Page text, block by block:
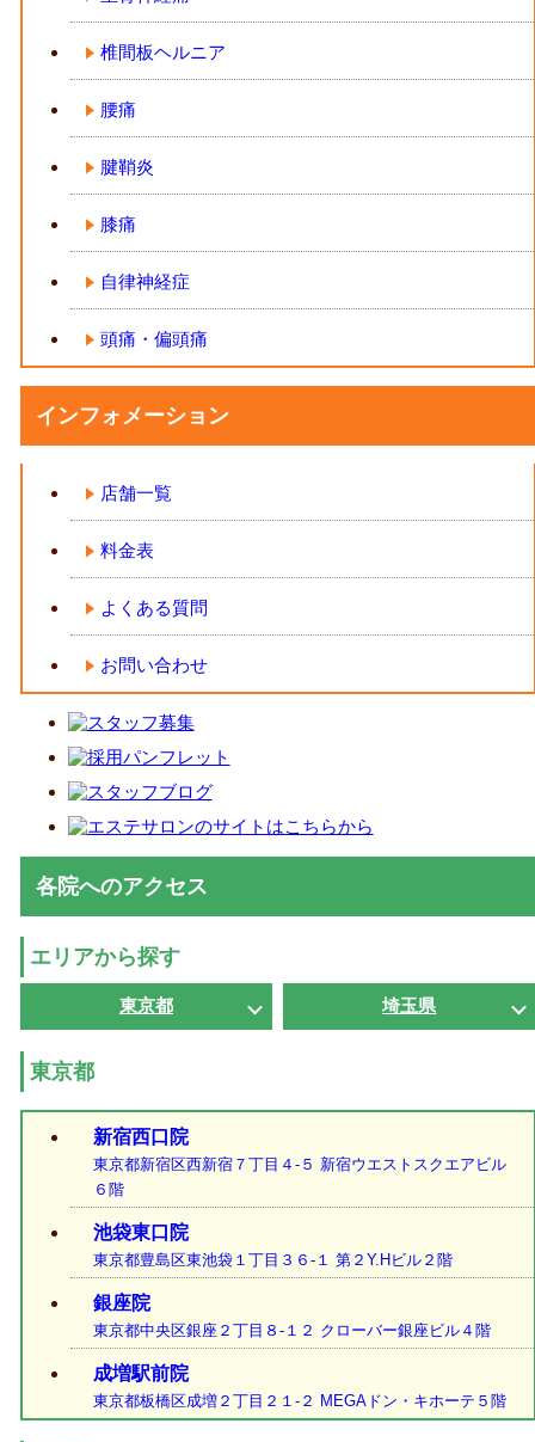
椎間板ヘルニア
腰痛
腱鞘炎
膝痛
自律神経症
頭痛・偏頭痛
インフォメーション
店舗一覧
料金表
よくある質問
お問い合わせ
各院へのアクセス
エリアから探す
東京都 埼玉県
東京都
新宿西口院
東京都新宿区西新宿７丁目４-５ 新宿ウエストスクエアビル
６階
池袋東口院
東京都豊島区東池袋１丁目３６-１ 第２Y.Hビル２階
銀座院
東京都中央区銀座２丁目８-１２ クローバー銀座ビル４階
成増駅前院
東京都板橋区成増２丁目２１-２ MEGAドン・キホーテ５階